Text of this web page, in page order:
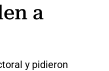
a
y pidieron